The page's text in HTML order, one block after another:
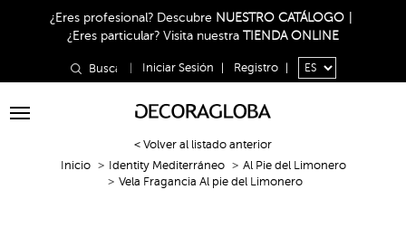
¿Eres profesional? Descubre NUESTRO CATÁLOGO
¿Eres particular? Visita nuestra TIENDA ONLINE
Iniciar Sesión Registro
Toggle
< Volver al listado anterior
Inicio
Identity Mediterráneo
Al Pie del Limonero
Vela Fragancia Al pie del Limonero